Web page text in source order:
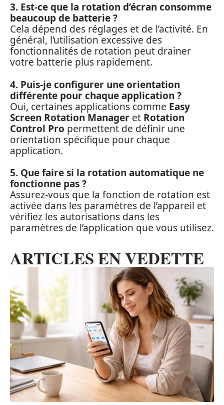
3. Est-ce que la rotation d’écran consomme
beaucoup de batterie ?
Cela dépend des réglages et de l’activité. En
général, l’utilisation excessive des
fonctionnalités de rotation peut drainer
votre batterie plus rapidement.
4. Puis-je configurer une orientation
différente pour chaque application ?
Oui, certaines applications comme Easy
Screen Rotation Manager et Rotation
Control Pro permettent de définir une
orientation spécifique pour chaque
application.
5. Que faire si la rotation automatique ne
fonctionne pas ?
Assurez-vous que la fonction de rotation est
activée dans les paramètres de l’appareil et
vérifiez les autorisations dans les
paramètres de l’application que vous utilisez.
ARTICLES EN VEDETTE